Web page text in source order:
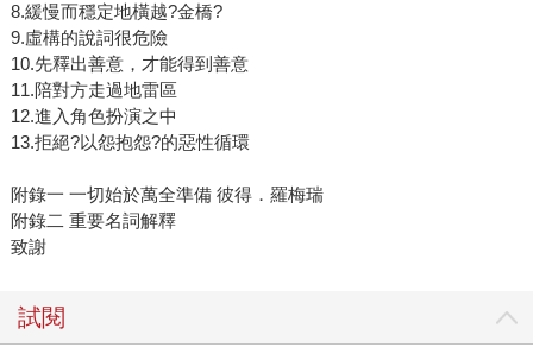
8.緩慢而穩定地橫越?金橋?
9.虛構的說詞很危險
10.先釋出善意，才能得到善意
11.陪對方走過地雷區
12.進入角色扮演之中
13.拒絕?以怨抱怨?的惡性循環
附錄一 一切始於萬全準備 彼得．羅梅瑞
附錄二 重要名詞解釋
致謝
試閱